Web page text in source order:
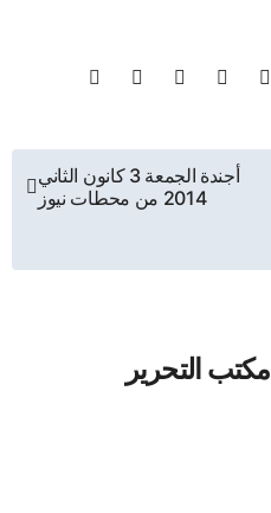
أجندة الجمعة 3 كانون الثاني
2014 من محطات نيوز
مكتب التحرير